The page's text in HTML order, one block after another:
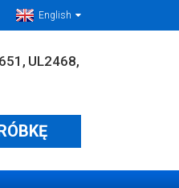
English
UL2468